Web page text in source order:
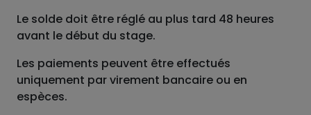
Le solde doit être réglé au plus tard 48 heures
avant le début du stage.
Les paiements peuvent être effectués
uniquement par virement bancaire ou en
espèces.